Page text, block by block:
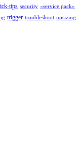
tips security «service pack»
trigger troubleshoot upsizing